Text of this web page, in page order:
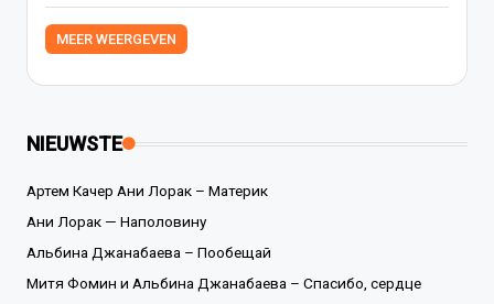
MEER WEERGEVEN
NIEUWSTE
Артем Качер Ани Лорак – Материк
Ани Лорак — Наполовину
Альбина Джанабаева – Пообещай
Митя Фомин и Альбина Джанабаева – Спасибо, сердце